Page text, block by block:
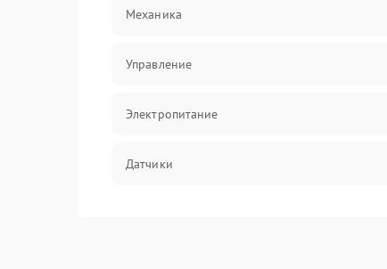
Механика
Управление
Электропитание
Датчики